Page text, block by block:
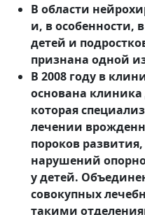
В области
и, в особенности,
детей и
признана одной
В 2008 году в
основана
которая
лечении
пороков
нарушений
у детей.
совокупных
такими